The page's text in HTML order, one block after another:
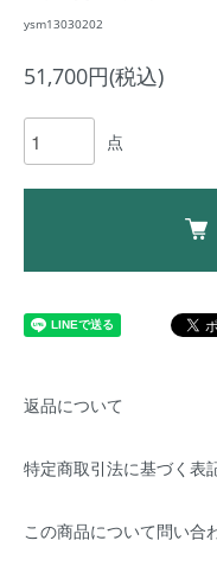
ysm13030202
51,700円(税込)
点
返品について
特定商取引法に基づく表
この商品について問い合